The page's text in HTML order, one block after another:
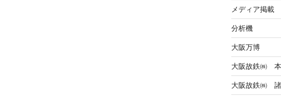
メディア掲載
分析機
大阪万博
大阪故鉄㈱
大阪故鉄㈱